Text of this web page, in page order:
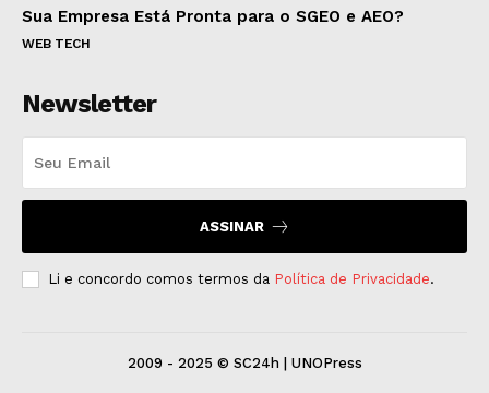
Sua Empresa Está Pronta para o SGEO e AEO?
WEB TECH
Newsletter
ASSINAR
Li e concordo comos termos da Política de Privacidade.
2009 - 2025 © SC24h | UNOPress